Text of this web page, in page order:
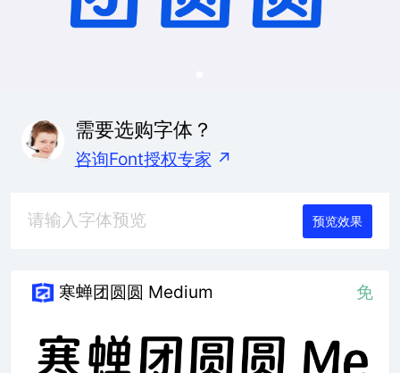
需要选购字体？
咨询Font授权专家 ↗
预览效果
寒蝉团圆圆 Medium 免